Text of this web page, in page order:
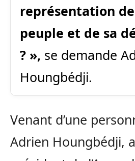
représentation
peuple et de sa
? », se demande
Houngbédji.
Venant d’une
Adrien Houngbédji,